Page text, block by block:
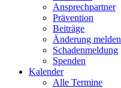
Ansprechpartner
Prävention
Beiträge
Änderung melden
Schadenmeldung
Spenden
Kalender
Alle Termine